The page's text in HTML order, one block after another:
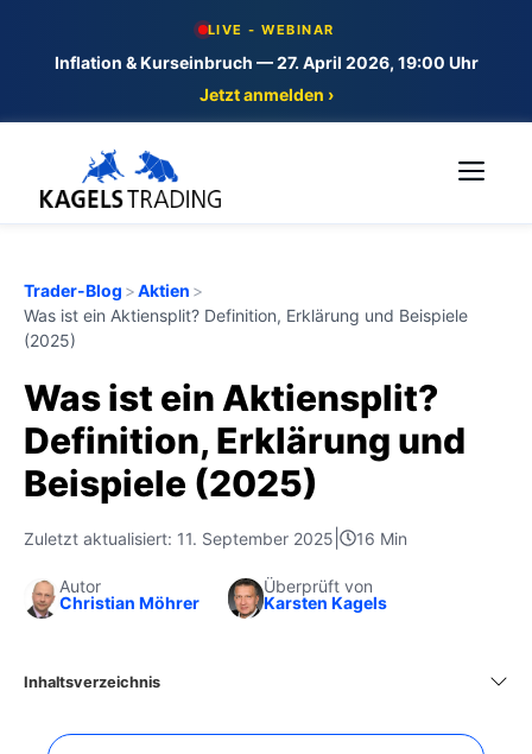
LIVE - WEBINAR
Inflation & Kurseinbruch — 27. April 2026, 19:00 Uhr
Jetzt anmelden ›
Trader-Blog >Aktien >
Was ist ein Aktiensplit? Definition, Erklärung und Beispiele
(2025)
Was ist ein Aktiensplit?
Definition, Erklärung und
Beispiele (2025)
Zuletzt aktualisiert: 11. September 2025 16 Min
Autor
Christian Möhrer
Überprüft von
Karsten Kagels
Inhaltsverzeichnis